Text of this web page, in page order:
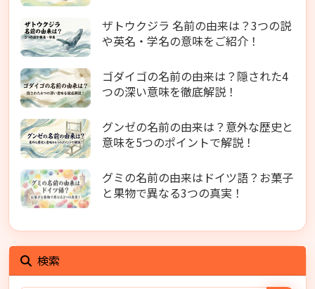
ザトウクジラ 名前の由来は？3つの説
や英名・学名の意味をご紹介！
ゴダイゴの名前の由来は？隠された4
つの深い意味を徹底解説！
グンゼの名前の由来は？意外な歴史と
意味を5つのポイントで解説！
グミの名前の由来はドイツ語？お菓子
と果物で異なる3つの真実！
検索